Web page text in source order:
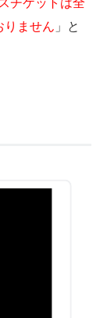
りません 」と